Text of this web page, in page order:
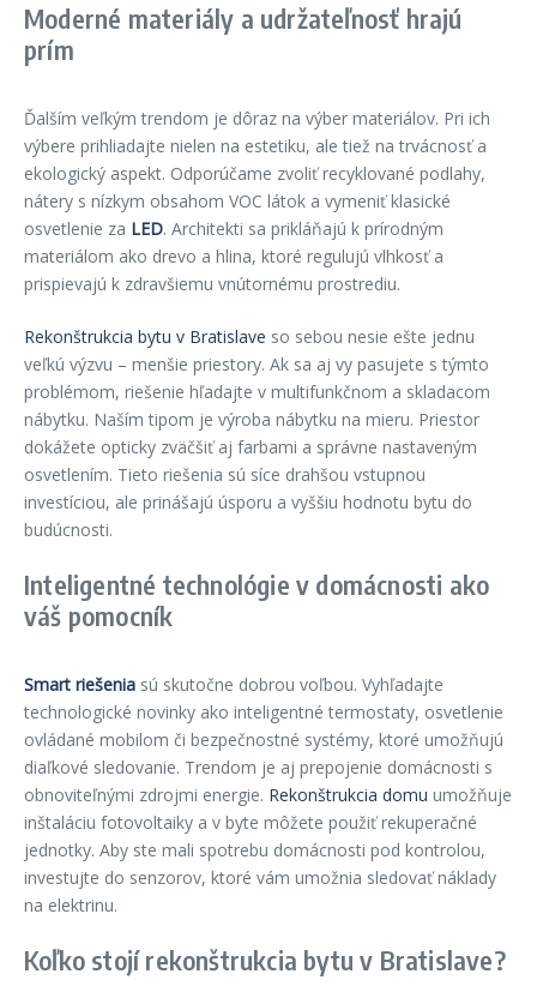
Moderné materiály a udržateľnosť hrajú
prím
Ďalším veľkým trendom je dôraz na výber materiálov. Pri ich
výbere prihliadajte nielen na estetiku, ale tiež na trvácnosť a
ekologický aspekt. Odporúčame zvoliť recyklované podlahy,
nátery s nízkym obsahom VOC látok a vymeniť klasické
osvetlenie za LED. Architekti sa prikláňajú k prírodným
materiálom ako drevo a hlina, ktoré regulujú vlhkosť a
prispievajú k zdravšiemu vnútornému prostrediu.
Rekonštrukcia bytu v Bratislave so sebou nesie ešte jednu
veľkú výzvu – menšie priestory. Ak sa aj vy pasujete s týmto
problémom, riešenie hľadajte v multifunkčnom a skladacom
nábytku. Naším tipom je výroba nábytku na mieru. Priestor
dokážete opticky zväčšiť aj farbami a správne nastaveným
osvetlením. Tieto riešenia sú síce drahšou vstupnou
investíciou, ale prinášajú úsporu a vyššiu hodnotu bytu do
budúcnosti.
Inteligentné technológie v domácnosti ako
váš pomocník
Smart riešenia sú skutočne dobrou voľbou. Vyhľadajte
technologické novinky ako inteligentné termostaty, osvetlenie
ovládané mobilom či bezpečnostné systémy, ktoré umožňujú
diaľkové sledovanie. Trendom je aj prepojenie domácnosti s
obnoviteľnými zdrojmi energie. Rekonštrukcia domu umožňuje
inštaláciu fotovoltaiky a v byte môžete použiť rekuperačné
jednotky. Aby ste mali spotrebu domácnosti pod kontrolou,
investujte do senzorov, ktoré vám umožnia sledovať náklady
na elektrinu.
Koľko stojí rekonštrukcia bytu v Bratislave?